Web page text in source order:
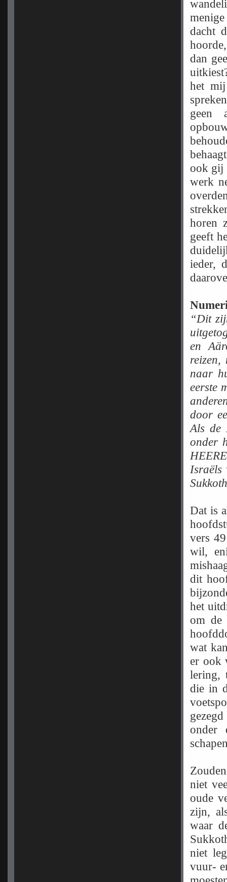
dacht
dan
het
geen
ook gij
werk
horen
geeft
ieder,
“Dit
en
naar
eerste
door
Als de
onder
Israëls
Dat is
vers
wil,
dit
het
om de
wat
er ook
lering,
die in
onder
niet
oude
zijn,
waar
niet
vuur-